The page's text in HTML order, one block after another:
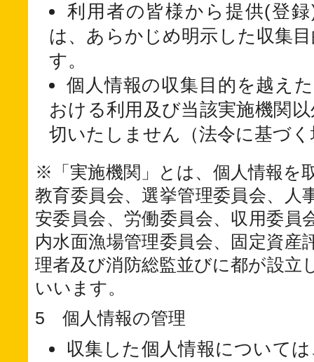
利用者の皆様から提供(登
は、あらかじめ明示した収集
す。
個人情報の収集目的を越え
おける利用及び当該実施機関
切いたしません（法令に基づ
※「実施機関」とは、個人情報を
教育委員会、選挙管理委員会、人
安委員会、労働委員会、収用委員
内水面漁場管理委員会、固定資産
理者及び消防総監並びに都が設立
いいます。
5 個人情報の管理
収集した個人情報について